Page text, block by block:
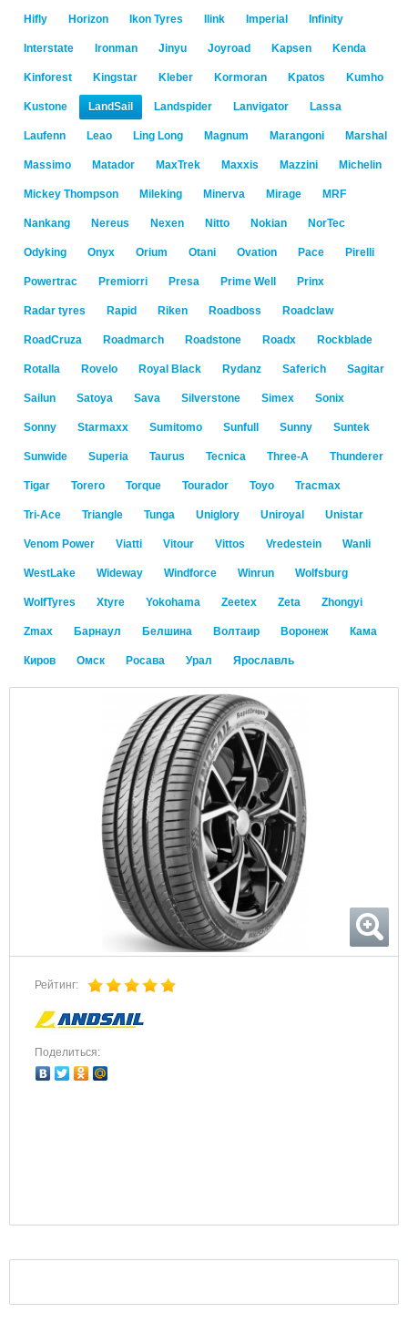
Hifly Horizon Ikon Tyres Ilink Imperial Infinity
Interstate Ironman Jinyu Joyroad Kapsen Kenda
Kinforest Kingstar Kleber Kormoran Kpatos Kumho
Kustone LandSail Landspider Lanvigator Lassa
Laufenn Leao Ling Long Magnum Marangoni Marshal
Massimo Matador MaxTrek Maxxis Mazzini Michelin
Mickey Thompson Mileking Minerva Mirage MRF
Nankang Nereus Nexen Nitto Nokian NorTec
Odyking Onyx Orium Otani Ovation Pace Pirelli
Powertrac Premiorri Presa Prime Well Prinx
Radar tyres Rapid Riken Roadboss Roadclaw
RoadCruza Roadmarch Roadstone Roadx Rockblade
Rotalla Rovelo Royal Black Rydanz Saferich Sagitar
Sailun Satoya Sava Silverstone Simex Sonix
Sonny Starmaxx Sumitomo Sunfull Sunny Suntek
Sunwide Superia Taurus Tecnica Three-A Thunderer
Tigar Torero Torque Tourador Toyo Tracmax
Tri-Ace Triangle Tunga Uniglory Uniroyal Unistar
Venom Power Viatti Vitour Vittos Vredestein Wanli
WestLake Wideway Windforce Winrun Wolfsburg
WolfTyres Xtyre Yokohama Zeetex Zeta Zhongyi
Zmax Барнаул Белшина Волтаир Воронеж Кама
Киров Омск Росава Урал Ярославль
Рейтинг:
Поделиться: